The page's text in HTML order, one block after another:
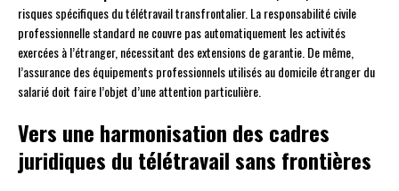
risques spécifiques du télétravail transfrontalier. La responsabilité civile
professionnelle standard ne couvre pas automatiquement les activités
exercées à l’étranger, nécessitant des extensions de garantie. De même,
l’assurance des équipements professionnels utilisés au domicile étranger du
salarié doit faire l’objet d’une attention particulière.
Vers une harmonisation des cadres
juridiques du télétravail sans frontières